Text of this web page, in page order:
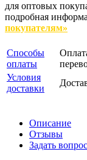
для оптовых
подробная
покупателям»
Способы
оплаты
Условия
доставки
Описание
Отзывы
Задать вопрос